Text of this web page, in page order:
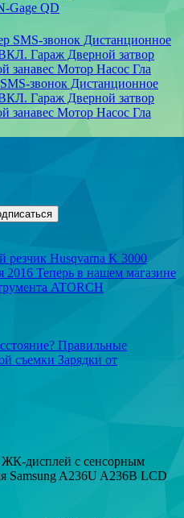
Gage QD
звонок Дистанционное
Гараж Дверной затвор
занавес Мотор Насос Гла
резчик Husqvarna K 3000
2016 Теперь в нашем магазине
ATORCH
Правильные
съемки Зарядки от
ЖК-дисплей с сенсорным
Samsung A236U A236B LCD